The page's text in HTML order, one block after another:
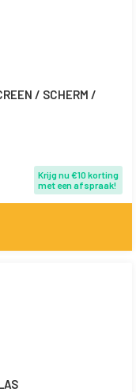
/ SCHERM /
Krijg nu €10 korting
met een afspraak!